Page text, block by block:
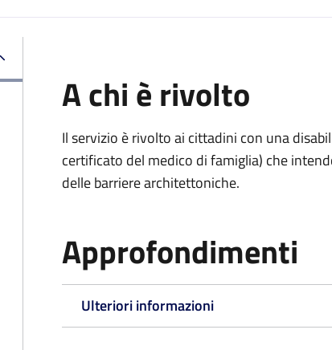
A chi è rivolto
Il servizio è rivolto ai cittadini con una
certificato del medico di famiglia) che
delle barriere architettoniche.
Approfondimenti
Ulteriori informazioni